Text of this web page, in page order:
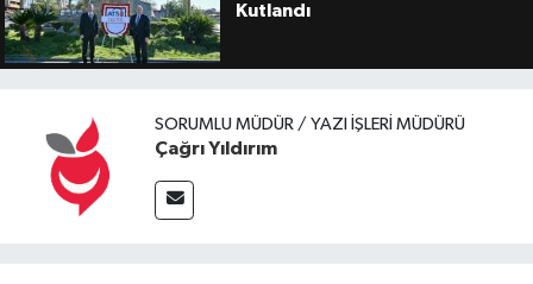
Kutlandı
SORUMLU MÜDÜR / YAZI İŞLERI MÜDÜRÜ
Çağrı Yıldırım